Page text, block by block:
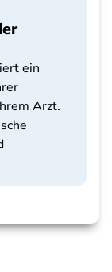
ein
Arzt.